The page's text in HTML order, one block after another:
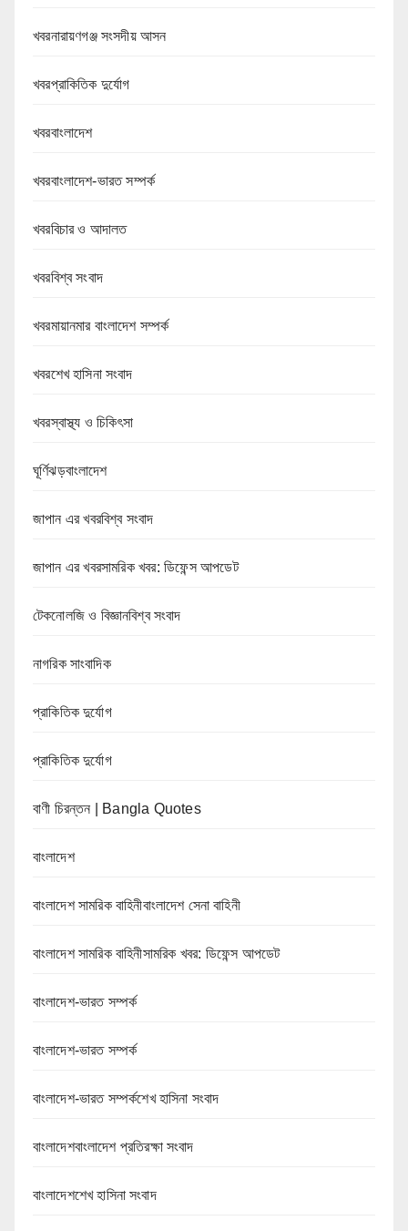
খবরনারায়ণগঞ্জ সংসদীয় আসন
খবরপ্রাকিতিক দুর্যোগ
খবরবাংলাদেশ
খবরবাংলাদেশ-ভারত সম্পর্ক
খবরবিচার ও আদালত
খবরবিশ্ব সংবাদ
খবরমায়ানমার বাংলাদেশ সম্পর্ক
খবরশেখ হাসিনা সংবাদ
খবরস্বাস্থ্য ও চিকিৎসা
ঘূর্ণিঝড়বাংলাদেশ
জাপান এর খবরবিশ্ব সংবাদ
জাপান এর খবরসামরিক খবর: ডিফেন্স আপডেট
টেকনোলজি ও বিজ্ঞানবিশ্ব সংবাদ
নাগরিক সাংবাদিক
প্রাকিতিক দুর্যোগ
প্রাকিতিক দুর্যোগ
বাণী চিরন্তন | Bangla Quotes
বাংলাদেশ
বাংলাদেশ সামরিক বাহিনীবাংলাদেশ সেনা বাহিনী
বাংলাদেশ সামরিক বাহিনীসামরিক খবর: ডিফেন্স আপডেট
বাংলাদেশ-ভারত সম্পর্ক
বাংলাদেশ-ভারত সম্পর্ক
বাংলাদেশ-ভারত সম্পর্কশেখ হাসিনা সংবাদ
বাংলাদেশবাংলাদেশ প্রতিরক্ষা সংবাদ
বাংলাদেশশেখ হাসিনা সংবাদ